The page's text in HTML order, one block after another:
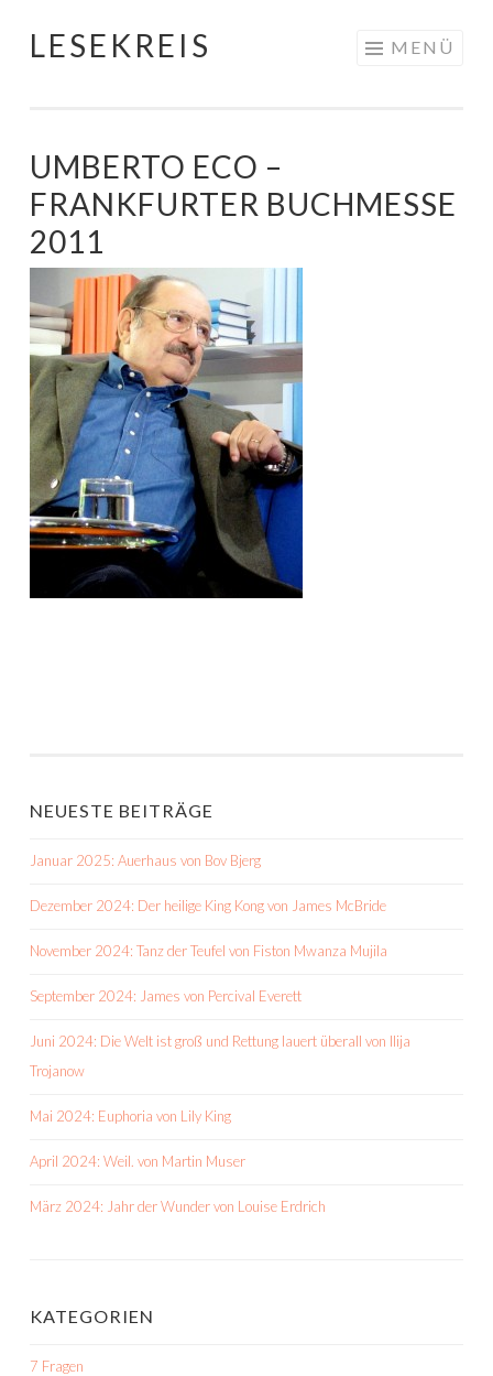
Springe
LESEKREIS MENÜ
UMBERTO ECO –
FRANKFURTER BUCHMESSE
2011
NEUESTE BEITRÄGE
Januar 2025: Auerhaus von Bov Bjerg
Dezember 2024: Der heilige King Kong von James McBride
November 2024: Tanz der Teufel von Fiston Mwanza Mujila
September 2024: James von Percival Everett
Juni 2024: Die Welt ist groß und Rettung lauert überall von Ilija
Trojanow
Mai 2024: Euphoria von Lily King
April 2024: Weil. von Martin Muser
März 2024: Jahr der Wunder von Louise Erdrich
KATEGORIEN
7 Fragen